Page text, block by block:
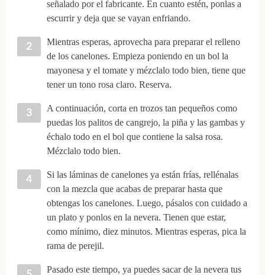
señalado por el fabricante. En cuanto estén, ponlas a
escurrir y deja que se vayan enfriando.
Mientras esperas, aprovecha para preparar el relleno
de los canelones. Empieza poniendo en un bol la
mayonesa y el tomate y mézclalo todo bien, tiene que
tener un tono rosa claro. Reserva.
A continuación, corta en trozos tan pequeños como
puedas los palitos de cangrejo, la piña y las gambas y
échalo todo en el bol que contiene la salsa rosa.
Mézclalo todo bien.
Si las láminas de canelones ya están frías, rellénalas
con la mezcla que acabas de preparar hasta que
obtengas los canelones. Luego, pásalos con cuidado a
un plato y ponlos en la nevera. Tienen que estar,
como mínimo, diez minutos. Mientras esperas, pica la
rama de perejil.
Pasado este tiempo, ya puedes sacar de la nevera tus